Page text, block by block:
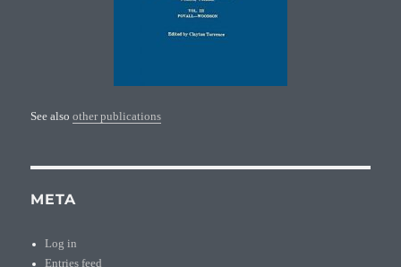
See alsoother publications
META
Log in
Entries feed